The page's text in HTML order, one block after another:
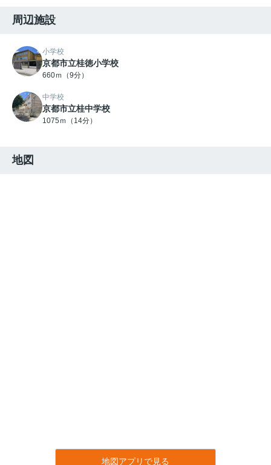
周辺施設
小学校
京都市立桂徳小学校
660ｍ（9分）
中学校
京都市立桂中学校
1075ｍ（14分）
地図
地図アプリで見る